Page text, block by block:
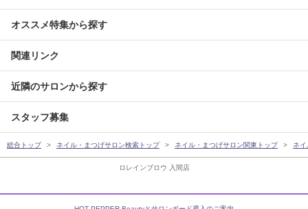
ロレインブロウ 入間店
オススメ特集から探す
関連リンク
近隣のサロンから探す
スタッフ募集
総合トップ ネイル・まつげサロン検索トップ ネイル・まつげサロン関東トップ ネ